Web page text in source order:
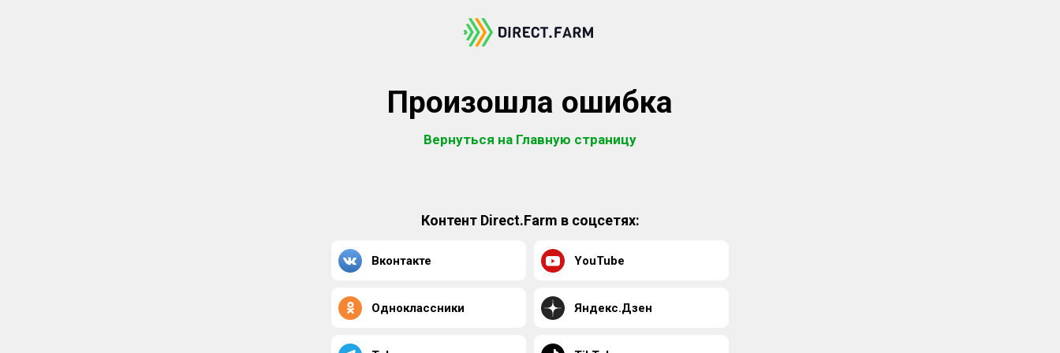
Произошла ошибка
Вернуться на Главную страницу
Контент Direct.Farm в соцсетях:
Вконтакте YouTube
Одноклассники Яндекс.Дзен